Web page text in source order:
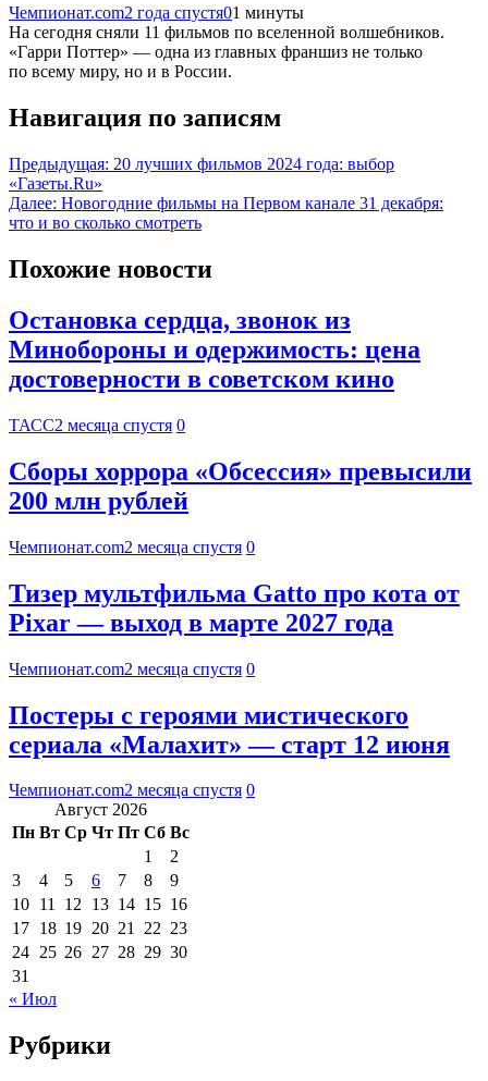
Чемпионат.com2 года спустя01 минуты
На сегодня сняли 11 фильмов по вселенной волшебников.
«Гарри Поттер» — одна из главных франшиз не только
по всему миру, но и в России.
Навигация по записям
Предыдущая: 20 лучших фильмов 2024 года: выбор
«Газеты.Ru»
Далее: Новогодние фильмы на Первом канале 31 декабря:
что и во сколько смотреть
Похожие новости
Остановка сердца, звонок из
Минобороны и одержимость: цена
достоверности в советском кино
ТАСС2 месяца спустя 0
Сборы хоррора «Обсессия» превысили
200 млн рублей
Чемпионат.com2 месяца спустя 0
Тизер мультфильма Gatto про кота от
Pixar — выход в марте 2027 года
Чемпионат.com2 месяца спустя 0
Постеры с героями мистического
сериала «Малахит» — старт 12 июня
Чемпионат.com2 месяца спустя 0
Август 2026
Пн Вт Ср Чт Пт Сб Вс
1
2
3
4 5 6 7 8
9
10 11 12 13 14 15 16
17 18 19 20 21 22 23
24 25 26 27 28 29 30
31
« Июл
Рубрики